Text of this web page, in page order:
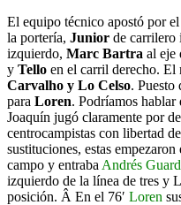
El equipo técnico apostó por
la porterí­a, Junior de carrilero
izquierdo, Marc Bartra al eje
y Tello en el carril derecho. El
Carvalho y Lo Celso. Puesto
para Loren. Podrí­amos hablar
Joaquí­n jugó claramente por
centrocampistas con libertad
sustituciones, estas empezaron
campo y entraba Andrés
izquierdo de la línea de tres y
posición. Â En el 76′ Loren